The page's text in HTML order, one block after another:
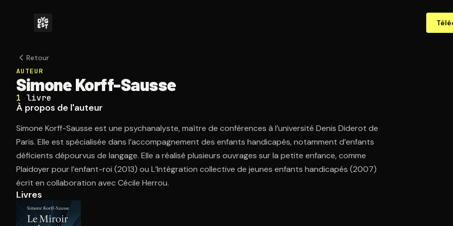
Retour
AUTEUR
Simone Korff-Sausse
1 livre
À propos de l'auteur
Simone Korff-Sausse est une psychanalyste, maître de conférences à l’université Denis Diderot de
Paris. Elle est spécialisée dans l’accompagnement des enfants handicapés, notamment d’enfants
déficients dépourvus de langage. Elle a réalisé plusieurs ouvrages sur la petite enfance, comme
Plaidoyer pour l’enfant-roi (2013) ou L’Intégration collective de jeunes enfants handicapés (2007)
écrit en collaboration avec Cécile Herrou.
Livres